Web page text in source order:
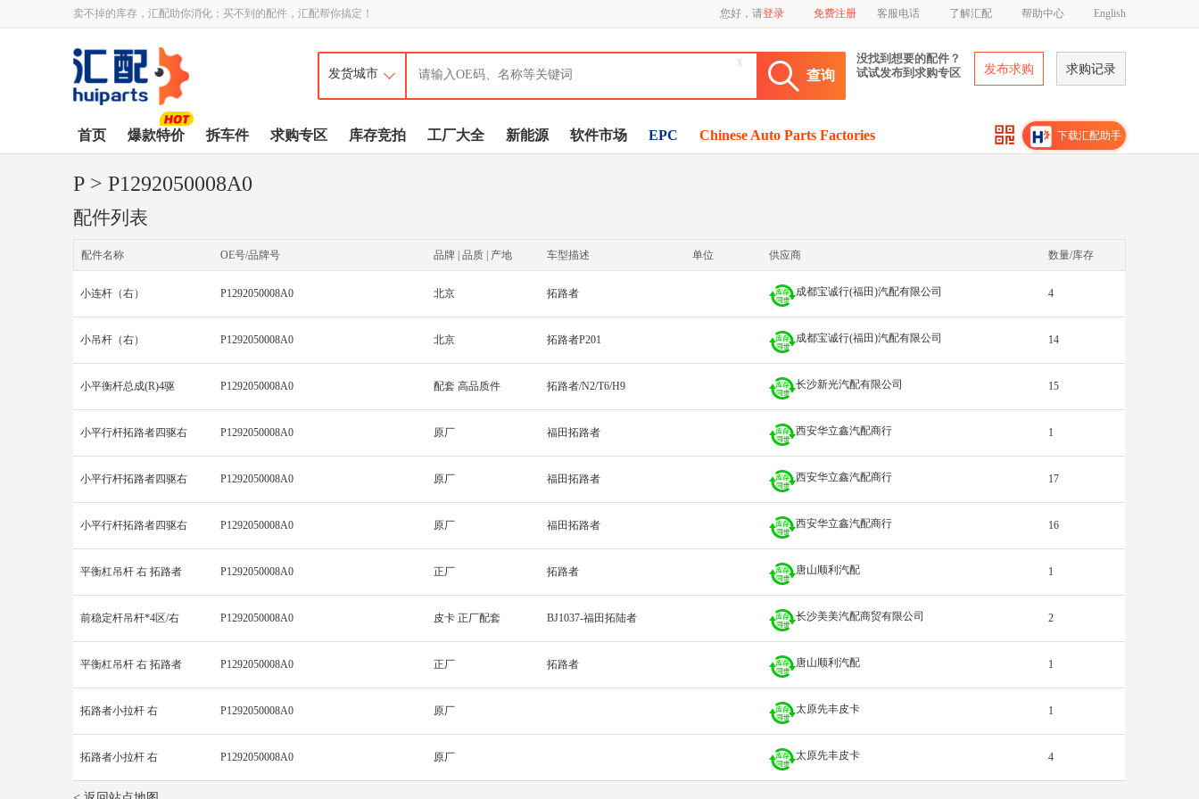
卖不掉的库存，汇配助你消化；买不到的配件，汇配帮你搞定！ 您好，请登录 免费注册 客服电话 了解汇配 帮助中心 English
查询
x
没找到想要的配件？
试试发布到求购专区
发布求购 求购记录
首页 爆款特价 拆车件 求购专区 库存竞拍 工厂大全 新能源 软件市场 EPC Chinese Auto Parts Factories 下载汇配助手
P > P1292050008A0
配件列表
配件名称 OE号/品牌号 品牌 | 品质 | 产地 车型描述 单位 供应商 数量/库存
小连杆（右） P1292050008A0 北京 拓路者 成都宝诚行(福田)汽配有限公司 4
小吊杆（右） P1292050008A0 北京 拓路者P201 成都宝诚行(福田)汽配有限公司 14
小平衡杆总成(R)4驱 P1292050008A0 配套 高品质件 拓路者/N2/T6/H9 长沙新光汽配有限公司 15
小平行杆拓路者四驱右 P1292050008A0 原厂 福田拓路者 西安华立鑫汽配商行 1
小平行杆拓路者四驱右 P1292050008A0 原厂 福田拓路者 西安华立鑫汽配商行 17
小平行杆拓路者四驱右 P1292050008A0 原厂 福田拓路者 西安华立鑫汽配商行 16
平衡杠吊杆 右 拓路者 P1292050008A0 正厂 拓路者 唐山顺利汽配 1
前稳定杆吊杆*4区/右 P1292050008A0 皮卡 正厂配套 BJ1037-福田拓陆者 长沙美美汽配商贸有限公司 2
平衡杠吊杆 右 拓路者 P1292050008A0 正厂 拓路者 唐山顺利汽配 1
拓路者小拉杆 右 P1292050008A0 原厂 太原先丰皮卡 1
拓路者小拉杆 右 P1292050008A0 原厂 太原先丰皮卡 4